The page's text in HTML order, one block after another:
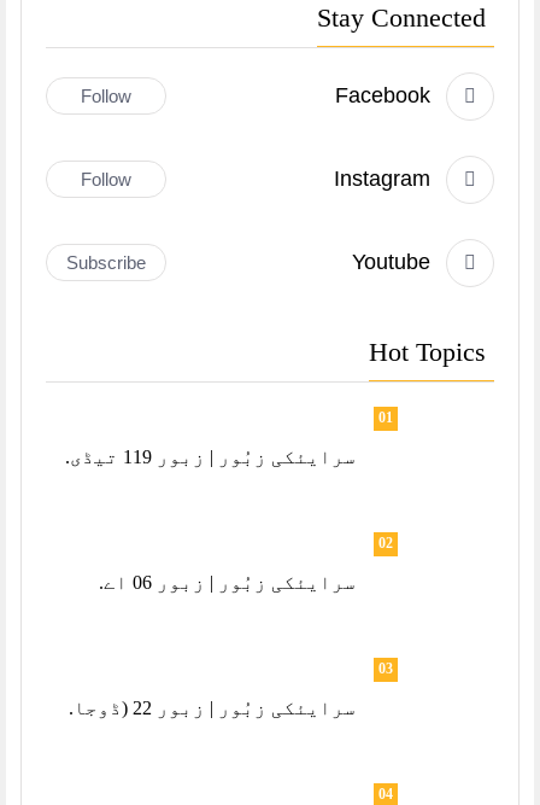
Stay Connected
Facebook
Follow
Instagram
Follow
Youtube
Subscribe
Hot Topics
01
سرایئکی زبُور | زبور 119 تیڈی.
02
سرایئکی زبُور | زبور 06 اے.
03
سرایئکی زبُور | زبور 22 (ڈوجا.
04